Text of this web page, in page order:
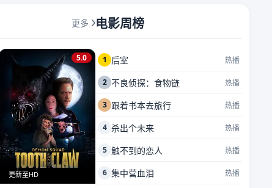
更多
更新至HD
5.0
电影周榜
1 后室 热播
2 不良侦探：食物链 热播
3 跟着书本去旅行 热播
4 杀出个未来 热播
5 触不到的恋人 热播
6 集中营血泪 热播